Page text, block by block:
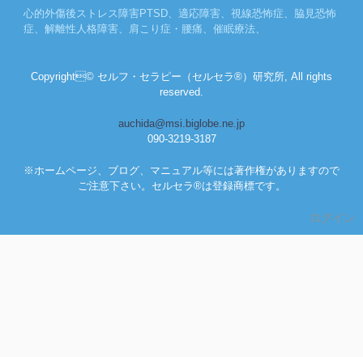
心的外傷後ストレス障害PTSD、適応障害、視線恐怖症、脇見恐怖
症、解離性人格障害、肩こり症・腰痛、催眠療法、
Copyright© セルフ・セラピー（セルセラ®）研究所, All rights
reserved.
auchida@msi.biglobe.ne.jp
090-3219-3187
※ホームページ、ブログ、マニュアル等には著作権がありますので
ご注意下さい。セルセラ®は登録商標です。
ログイン